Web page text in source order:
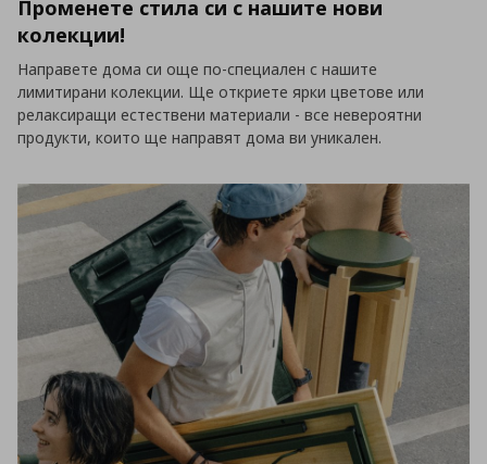
Променете стила си с нашите нови
колекции!
Направете дома си още по-специален с нашите
лимитирани колекции. Ще откриете ярки цветове или
релаксиращи естествени материали - все невероятни
продукти, които ще направят дома ви уникален.